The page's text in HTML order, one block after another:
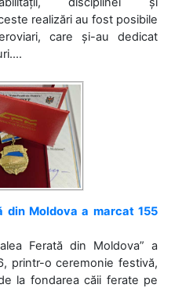
realizări au fost posibile
care și-au dedicat
din Moldova a marcat 155
Ferată din Moldova” a
printr-o ceremonie festivă,
la fondarea căii ferate pe